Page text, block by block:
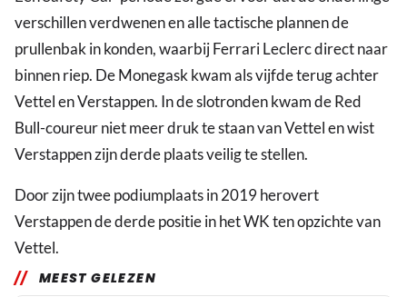
verschillen verdwenen en alle tactische plannen de
prullenbak in konden, waarbij Ferrari Leclerc direct naar
binnen riep. De Monegask kwam als vijfde terug achter
Vettel en Verstappen. In de slotronden kwam de Red
Bull-coureur niet meer druk te staan van Vettel en wist
Verstappen zijn derde plaats veilig te stellen.
Door zijn twee podiumplaats in 2019 herovert
Verstappen de derde positie in het WK ten opzichte van
Vettel.
MEEST GELEZEN